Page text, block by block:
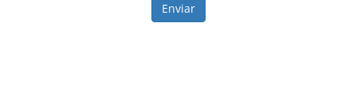
Enviar